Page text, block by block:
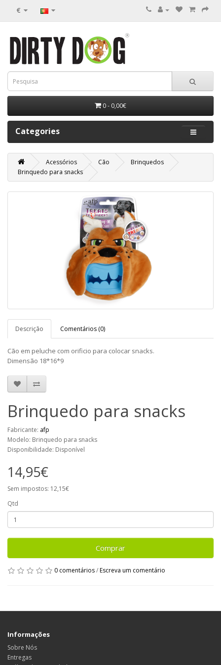
€
0 - 0,00€
Categories
Acessórios Cão
Brinquedos
Brinquedo para snacks
Descrição Comentários (0)
Cão em peluche com orificio para colocar snacks.
Dimensão 18*16*9
Brinquedo para snacks
Fabricante: afp
Modelo: Brinquedo para snacks
Disponibilidade: Disponível
14,95€
Sem impostos: 12,15€
Qtd
Comprar
0 comentários/Escreva um comentário
Informações
Sobre Nós
Entregas